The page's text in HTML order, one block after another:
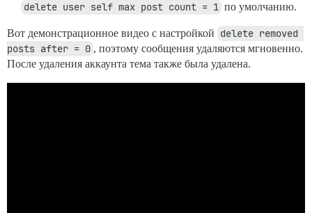
delete user self max post count = 1 по умолчанию.
Вот демонстрационное видео с настройкой delete removed
posts after = 0 , поэтому сообщения удаляются мгновенно.
После удаления аккаунта тема также была удалена.